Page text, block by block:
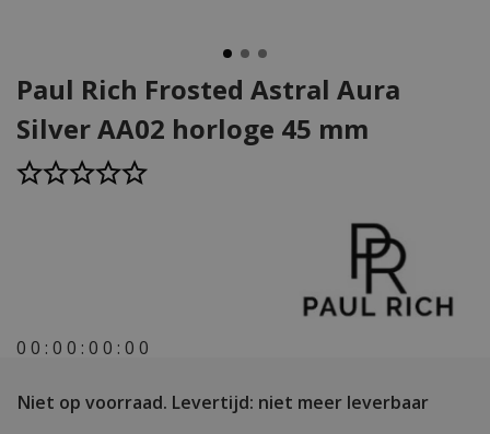
Paul Rich Frosted Astral Aura
Silver AA02 horloge 45 mm
0 0 : 0 0 : 0 0 : 0 0
Niet op voorraad. Levertijd: niet meer leverbaar